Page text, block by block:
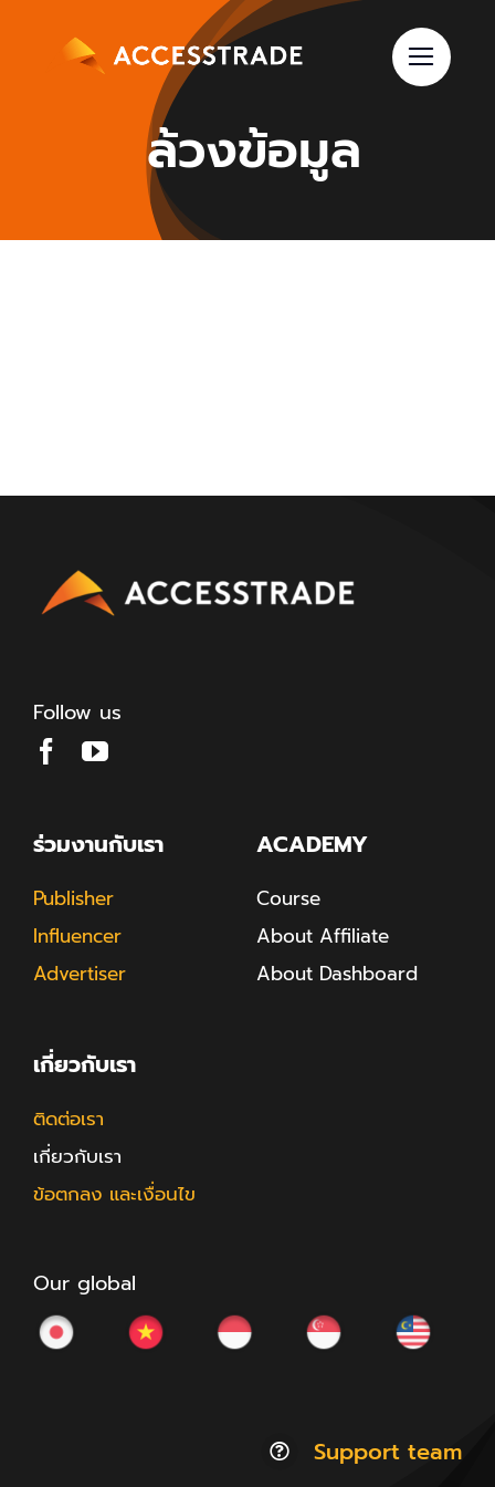
ล้วงข้อมูล
Follow us
ร่วมงานกับเรา
Publisher
Influencer
Advertiser
ACADEMY
Course
About Affiliate
About Dashboard
เกี่ยวกับเรา
ติดต่อเรา
เกี่ยวกับเรา
ข้อตกลง และเงื่อนไข
Our global
Support team